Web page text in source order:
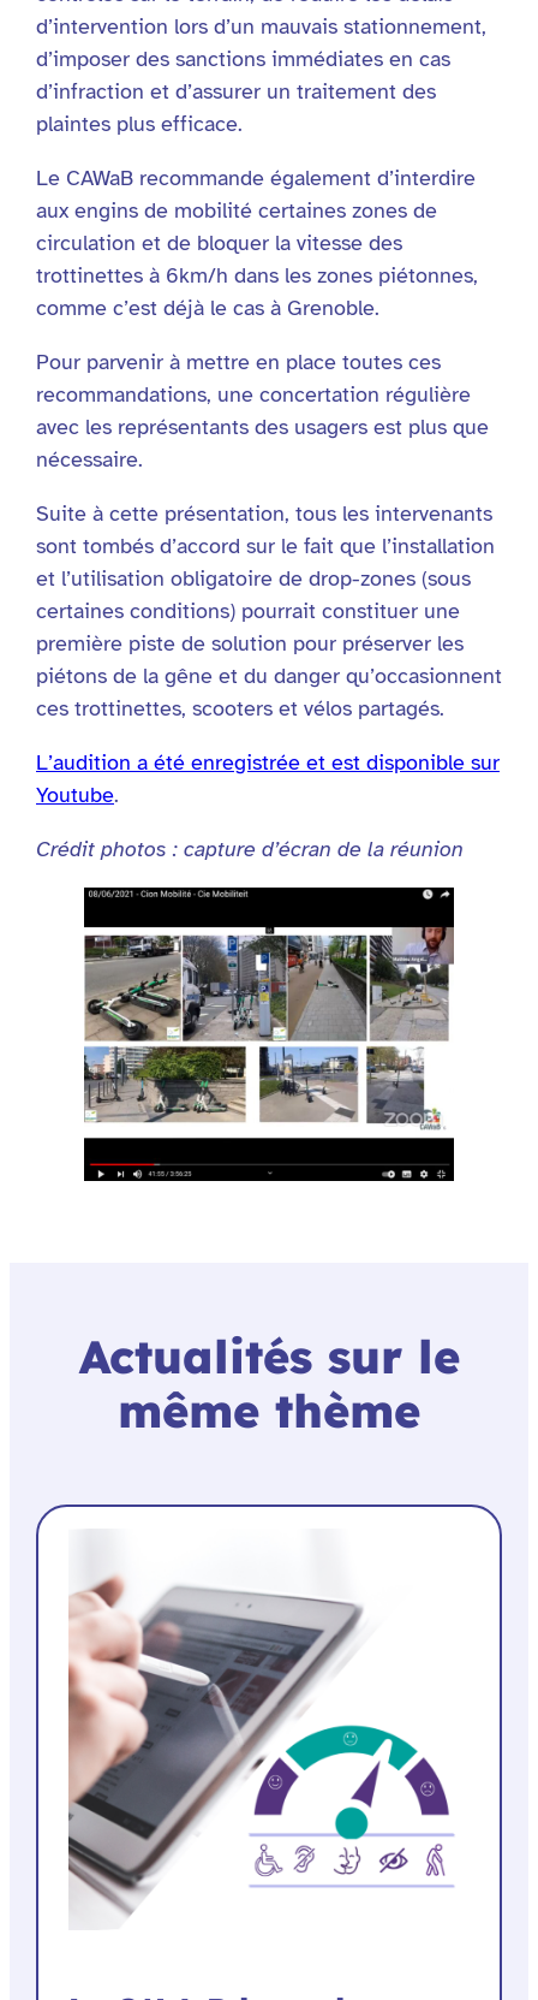
d’intervention lors d’un mauvais stationnement,
d’imposer des sanctions immédiates en cas
d’infraction et d’assurer un traitement des
plaintes plus efficace.
Le CAWaB recommande également d’interdire
aux engins de mobilité certaines zones de
circulation et de bloquer la vitesse des
trottinettes à 6km/h dans les zones piétonnes,
comme c’est déjà le cas à Grenoble.
Pour parvenir à mettre en place toutes ces
recommandations, une concertation régulière
avec les représentants des usagers est plus que
nécessaire.
Suite à cette présentation, tous les intervenants
sont tombés d’accord sur le fait que l’installation
et l’utilisation obligatoire de drop-zones (sous
certaines conditions) pourrait constituer une
première piste de solution pour préserver les
piétons de la gêne et du danger qu’occasionnent
ces trottinettes, scooters et vélos partagés.
L’audition a été enregistrée et est disponible sur
Youtube.
Crédit photos : capture d’écran de la réunion
Actualités sur le
même thème